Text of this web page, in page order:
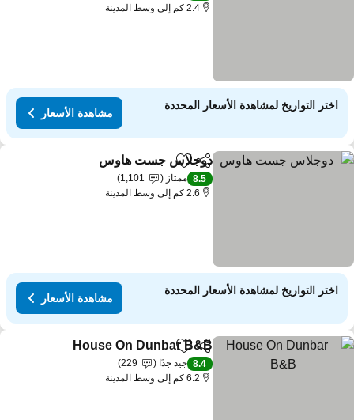
2.4 كم إلى وسط المدينة
اختر التواريخ لمشاهدة الأسعار المحددة
مشاهدة الأسعار
مشاركةAdd to favorites
دوجلاس جست هاوس
8.5 ممتاز
1,101
2.6 كم إلى وسط المدينة
اختر التواريخ لمشاهدة الأسعار المحددة
مشاهدة الأسعار
مشاركةAdd to favorites
House On Dunbar B&B
8.4 جيد جدًا
229
6.2 كم إلى وسط المدينة